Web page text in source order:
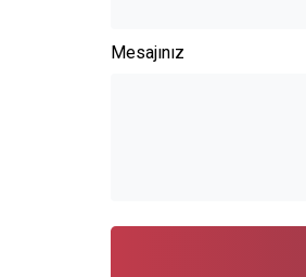
Mesajınız